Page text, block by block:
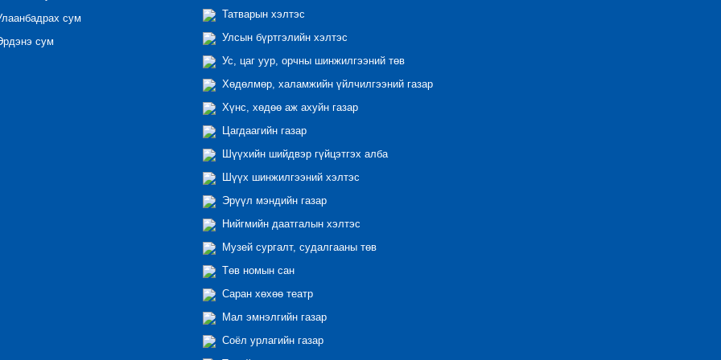
сум
сум
Татварын хэлтэс
Улсын бүртгэлийн хэлтэс
Ус, цаг уур, орчны шинжилгээний төв
Хөдөлмөр, халамжийн үйлчилгээний газар
Хүнс, хөдөө аж ахуйн газар
Цагдаагийн газар
Шүүхийн шийдвэр гүйцэтгэх алба
Шүүх шинжилгээний хэлтэс
Эрүүл мэндийн газар
Нийгмийн даатгалын хэлтэс
Музей сургалт, судалгааны төв
Төв номын сан
Саран хөхөө театр
Мал эмнэлгийн газар
Соёл урлагийн газар